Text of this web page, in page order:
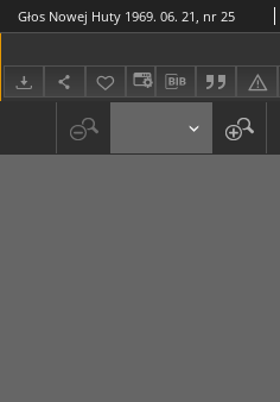
Głos Nowej Huty 1969. 06. 21, nr 25